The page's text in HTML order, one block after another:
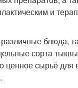
и
блюда,
сорта
ценное сырьё